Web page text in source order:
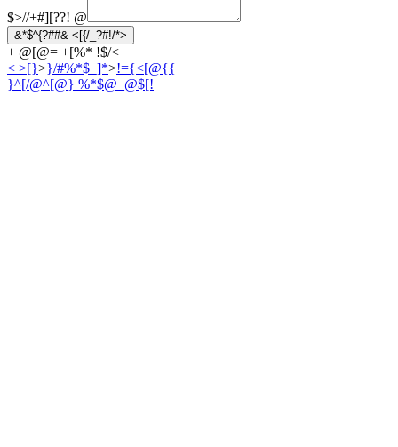
$>//+#][??! @
&*$^{?##& <[{/_?#!/*>
+ @[@= +[%* !$/<
< >[}>}/#%*$_]*>!={<[@{{
}^[/@^[@} %*$@_@$[!